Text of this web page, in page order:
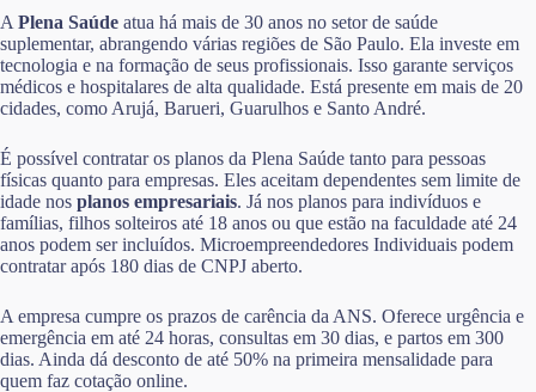
A Plena Saúde atua há mais de 30 anos no setor de saúde
suplementar, abrangendo várias regiões de São Paulo. Ela investe em
tecnologia e na formação de seus profissionais. Isso garante serviços
médicos e hospitalares de alta qualidade. Está presente em mais de 20
cidades, como Arujá, Barueri, Guarulhos e Santo André.
É possível contratar os planos da Plena Saúde tanto para pessoas
físicas quanto para empresas. Eles aceitam dependentes sem limite de
idade nos planos empresariais. Já nos planos para indivíduos e
famílias, filhos solteiros até 18 anos ou que estão na faculdade até 24
anos podem ser incluídos. Microempreendedores Individuais podem
contratar após 180 dias de CNPJ aberto.
A empresa cumpre os prazos de carência da ANS. Oferece urgência e
emergência em até 24 horas, consultas em 30 dias, e partos em 300
dias. Ainda dá desconto de até 50% na primeira mensalidade para
quem faz cotação online.